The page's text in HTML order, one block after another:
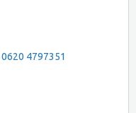
0620 4797351